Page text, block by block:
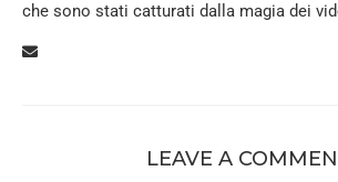
che sono stati catturati dalla magia dei
LEAVE A